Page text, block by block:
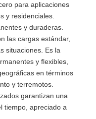
para aplicaciones
y residenciales.
y duraderas.
las cargas estándar,
situaciones. Es la
y flexibles,
en términos
y terremotos.
garantizan una
tiempo, apreciado a